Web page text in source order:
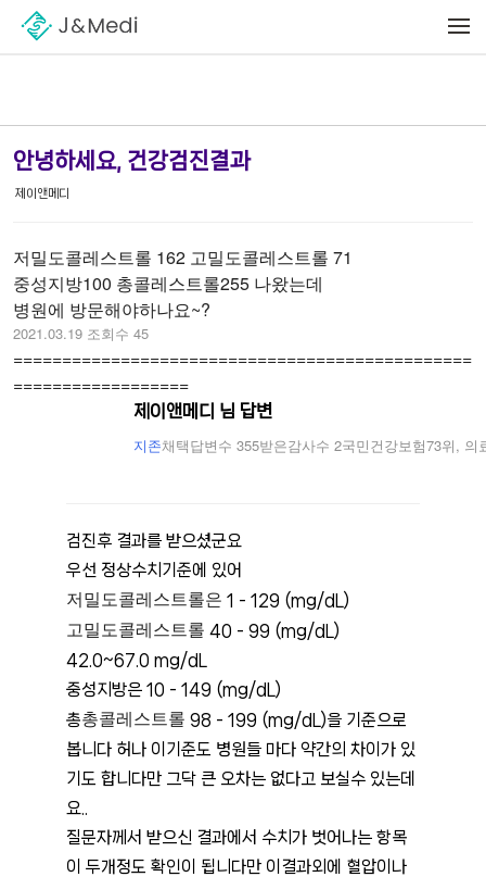
안녕하세요, 건강검진결과
제이앤메디
저밀도콜레스트롤 162 고밀도콜레스트롤 71
중성지방100 총콜레스트롤255 나왔는데
병원에 방문해야하나요~?
2021.03.19 조회수 45
===============================================
==================
제이앤메디 님 답변
지존채택답변수 355받은감사수 2국민건강보험73위,
검진후 결과를 받으셨군요
우선 정상수치기준에 있어
저밀도콜레스트롤은 1 - 129 (mg/dL)
고밀도콜레스트롤 40 - 99 (mg/dL)
42.0~67.0 mg/dL
중성지방은 10 - 149 (mg/dL)
총총콜레스트롤 98 - 199 (mg/dL)을 기준으로
봅니다 허나 이기준도 병원들 마다 약간의 차이가 있
기도 합니다만 그닥 큰 오차는 없다고 보실수 있는데
요..
질문자께서 받으신 결과에서 수치가 벗어나는 항목
이 두개정도 확인이 됩니다만 이결과외에 혈압이나